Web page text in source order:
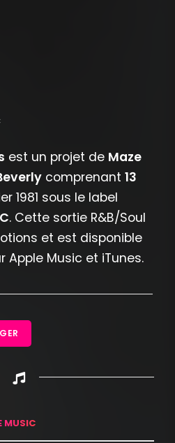
est un projet de Maze
comprenant 13
1981 sous le label
. Cette sortie R&B/Soul
et est disponible
Apple Music et iTunes.
MUSIC